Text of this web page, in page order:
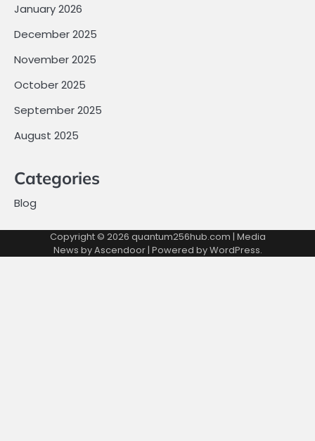
January 2026
December 2025
November 2025
October 2025
September 2025
August 2025
Categories
Blog
Copyright © 2026 quantum256hub.com | Media
News byAscendoor| Powered byWordPress.